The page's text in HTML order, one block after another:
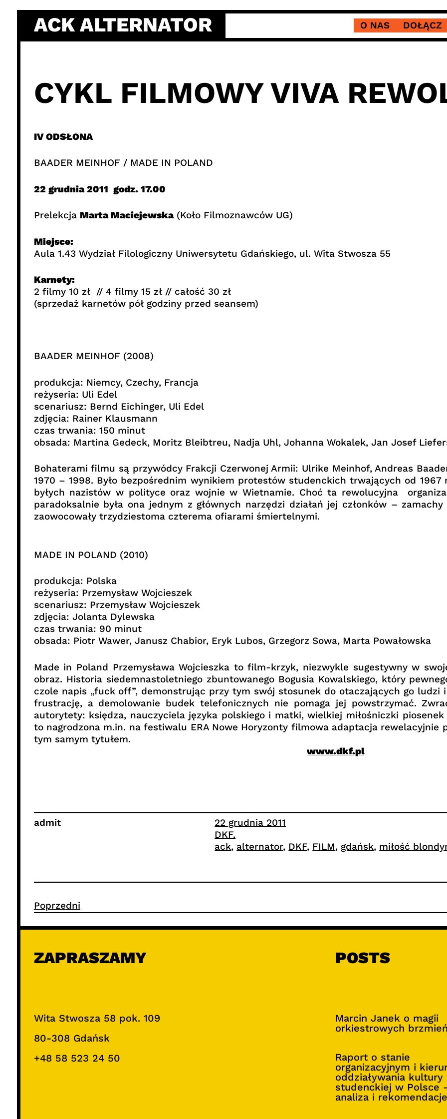
content
ACK ALTERNATOR O NAS DOŁĄCZ
CYKL FILMOWY VIVA
IV ODSŁONA
BAADER MEINHOF / MADE IN POLAND
22 grudnia 2011 godz. 17.00
Prelekcja Marta Maciejewska(Koło Filmoznawców UG)
Miejsce:
Aula 1.43 Wydział Filologiczny Uniwersytetu Gdańskiego, ul. Wita Stwosza 55
Karnety:
2 filmy 10 zł // 4 filmy 15 zł // całość 30 zł
(sprzedaż karnetów pół godziny przed seansem)
BAADER MEINHOF (2008)
produkcja: Niemcy, Czechy, Francja
reżyseria: Uli Edel
scenariusz: Bernd Eichinger, Uli Edel
zdjęcia: Rainer Klausmann
czas trwania: 150 minut
obsada: Martina Gedeck, Moritz Bleibtreu, Nadja Uhl, Johanna Wokalek, Jan Josef
Bohaterami filmu są przywódcy Frakcji Czerwonej Armii: Ulrike Meinhof, Andreas
1970 – 1998. Było bezpośrednim wynikiem protestów studenckich trwających od
byłych nazistów w polityce oraz wojnie w Wietnamie. Choć ta rewolucyjna
paradoksalnie była ona jednym z głównych narzędzi działań jej członków –
zaowocowały trzydziestoma czterema ofiarami śmiertelnymi.
MADE IN POLAND (2010)
produkcja: Polska
reżyseria: Przemysław Wojcieszek
scenariusz: Przemysław Wojcieszek
zdjęcia: Jolanta Dylewska
czas trwania: 90 minut
obsada: Piotr Wawer, Janusz Chabior, Eryk Lubos, Grzegorz Sowa, Marta Powałowska
Made in Poland Przemysława Wojcieszka to film-krzyk, niezwykle sugestywny w
obraz. Historia siedemnastoletniego zbuntowanego Bogusia Kowalskiego, który
czole napis „fuck off”, demonstrując przy tym swój stosunek do otaczających go ludzi
frustrację, a demolowanie budek telefonicznych nie pomaga jej powstrzymać.
autorytety: księdza, nauczyciela języka polskiego i matki, wielkiej miłośniczki
to nagrodzona m.in. na festiwalu ERA Nowe Horyzonty filmowa adaptacja
tym samym tytułem.
www.dkf.pl
admit
22 grudnia 2011
DKF.
ack, alternator, DKF, FILM, gdańsk, miłość
Poprzedni
ZAPRASZAMY
Wita Stwosza 58 pok. 109
80-308 Gdańsk
+48 58 523 24 50
POSTS
Marcin Janek o magii
orkiestrowych
Raport o stanie
organizacyjnym i
oddziaływania kultury
studenckiej w Polsce
analiza i rekomendacje